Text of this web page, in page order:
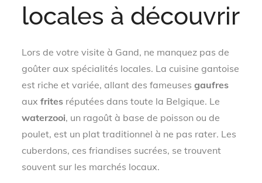
locales à découvrir
Lors de votre visite à Gand, ne manquez pas de
goûter aux spécialités locales. La cuisine gantoise
est riche et variée, allant des fameusesgaufres
auxfrites réputées dans toute la Belgique. Le
waterzooi, un ragoût à base de poisson ou de
poulet, est un plat traditionnel à ne pas rater. Les
cuberdons, ces friandises sucrées, se trouvent
souvent sur les marchés locaux.